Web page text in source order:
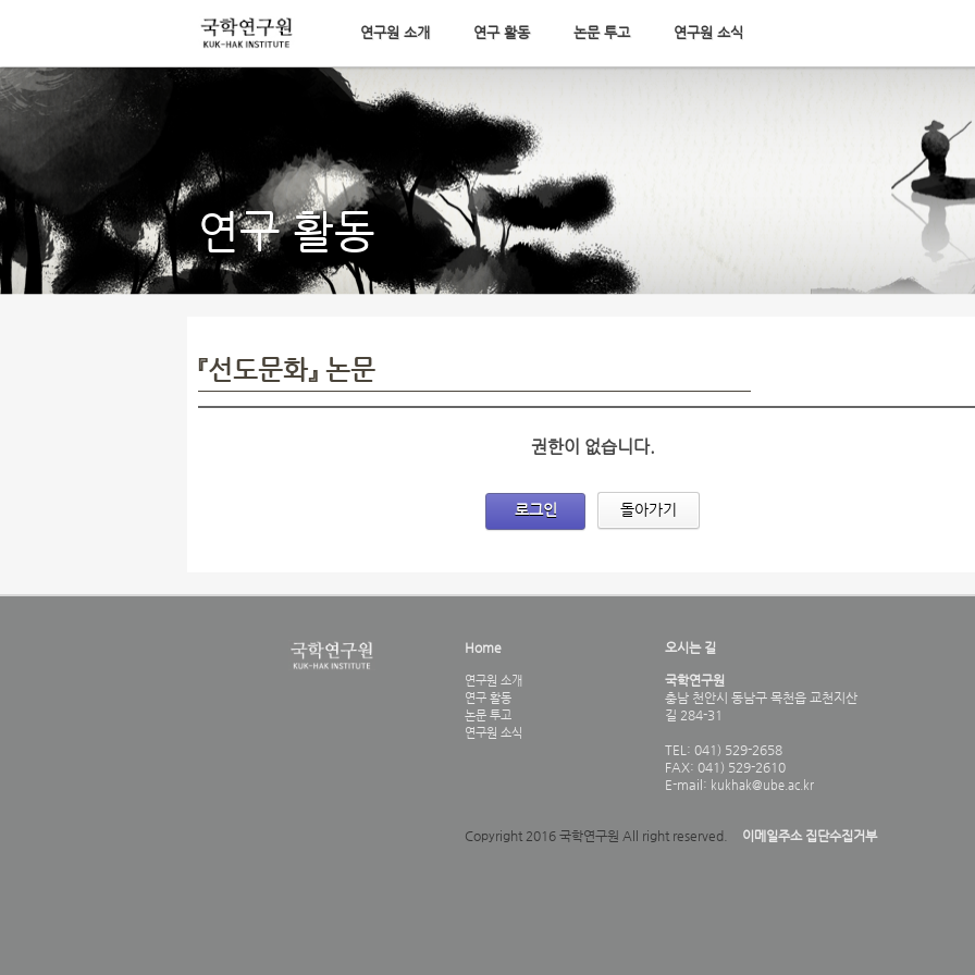
메뉴 건너뛰기
연구원 소개 연구 활동 논문 투고 연구원 소식
연구 활동
『선도문화』 논문
권한이 없습니다.
로그인 돌아가기
Home
연구원 소개
연구 활동
논문 투고
연구원 소식
오시는 길
국학연구원
충남 천안시 동남구 목천읍 교천지산
길 284-31
TEL: 041) 529-2658
FAX: 041) 529-2610
E-mail: kukhak@ube.ac.kr
Copyright 2016 국학연구원 All right reserved. 이메일주소 집단수집거부